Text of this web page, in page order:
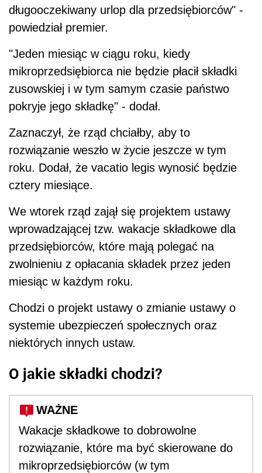
długooczekiwany urlop dla przedsiębiorców" -
powiedział premier.
"Jeden miesiąc w ciągu roku, kiedy
mikroprzedsiębiorca nie będzie płacił składki
zusowskiej i w tym samym czasie państwo
pokryje jego składkę" - dodał.
Zaznaczył, że rząd chciałby, aby to
rozwiązanie weszło w życie jeszcze w tym
roku. Dodał, że vacatio legis wynosić będzie
cztery miesiące.
We wtorek rząd zajął się projektem ustawy
wprowadzającej tzw. wakacje składkowe dla
przedsiębiorców, które mają polegać na
zwolnieniu z opłacania składek przez jeden
miesiąc w każdym roku.
Chodzi o projekt ustawy o zmianie ustawy o
systemie ubezpieczeń społecznych oraz
niektórych innych ustaw.
O jakie składki chodzi?
WAŻNE
Wakacje składkowe to dobrowolne
rozwiązanie, które ma być skierowane do
mikroprzedsiębiorców (w tym